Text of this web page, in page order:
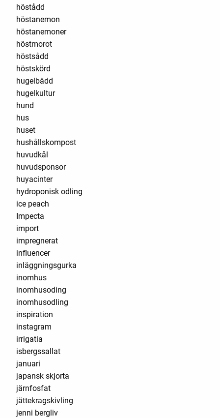
höstådd
höstanemon
höstanemoner
höstmorot
höstsådd
höstskörd
hugelbädd
hugelkultur
hund
hus
huset
hushållskompost
huvudkål
huvudsponsor
huyacinter
hydroponisk odling
ice peach
Impecta
import
impregnerat
influencer
inläggningsgurka
inomhus
inomhusoding
inomhusodling
inspiration
instagram
irrigatia
isbergssallat
januari
japansk skjorta
järnfosfat
jättekragskivling
jenni bergliv